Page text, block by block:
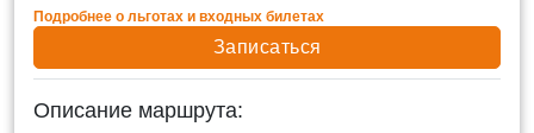
Подробнее о льготах и входных билетах
Записаться
Описание маршрута: